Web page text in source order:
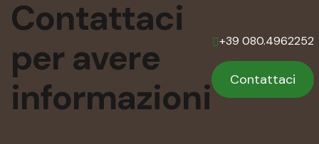
Contattaci
per avere
informazioni
+39 080.4962252
Contattaci